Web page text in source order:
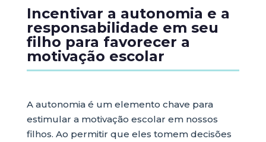
Incentivar a autonomia e a
responsabilidade em seu
filho para favorecer a
motivação escolar
A autonomia é um elemento chave para
estimular a motivação escolar em nossos
filhos. Ao permitir que eles tomem decisões